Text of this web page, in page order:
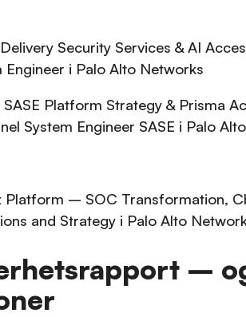
Security Services & AI
Engineer i Palo Alto Networks
Platform Strategy & Prisma
System Engineer SASE i Palo
– SOC Transformation,
and Strategy i Palo Alto
–